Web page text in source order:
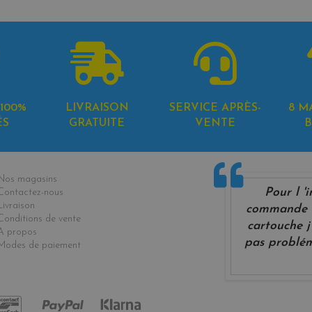
LIVRAISON
GRATUITE
SERVICE APRÈS-
VENTE
8
magasins
nous
de vente
propos
de paiement
Pour l
cartouche
pas